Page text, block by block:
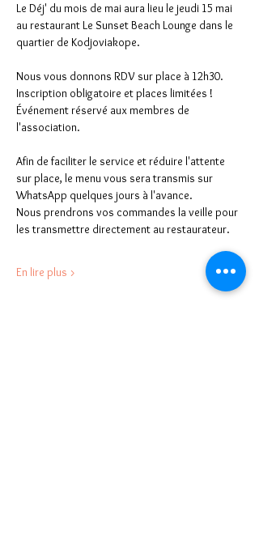
Le Déj' du mois de mai aura lieu le jeudi 15 mai
au restaurant Le Sunset Beach Lounge dans le
quartier de Kodjoviakope.
Nous vous donnons RDV sur place à 12h30.
Inscription obligatoire et places limitées !
Événement réservé aux membres de
l'association.
Afin de faciliter le service et réduire l'attente
sur place, le menu vous sera transmis sur
WhatsApp quelques jours à l'avance.
Nous prendrons vos commandes la veille pour
les transmettre directement au restaurateur.
En lire plus >